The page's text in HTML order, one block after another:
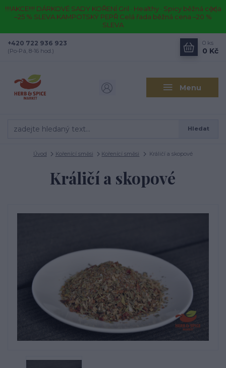
!!!!AKCE!!!! DÁRKOVÉ SADY KOŘENÍ Gril · Healthy · Spicy běžná cena
–25 % SLEVA KAMPOTSKÝ PEPŘ Celá řada běžná cena –20 %
SLEVA
Menu
Hledat
+420 722 936 923
(Po-Pá, 8-16 hod.)
0 ks
0 Kč
Úvod Kořenící směsi Kořenící směsi Králičí a skopové
Králičí a skopové